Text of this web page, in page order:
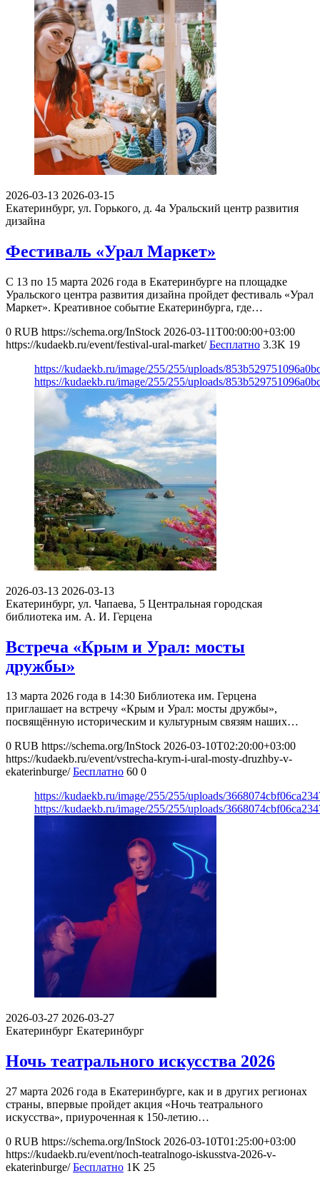
2026-03-13 2026-03-15
Екатеринбург, ул. Горького, д. 4а Уральский центр развития
дизайна
Фестиваль «Урал Маркет»
С 13 по 15 марта 2026 года в Екатеринбурге на площадке
Уральского центра развития дизайна пройдет фестиваль «Урал
Маркет». Креативное событие Екатеринбурга, где…
0 RUB https://schema.org/InStock 2026-03-11T00:00:00+03:00
https://kudaekb.ru/event/festival-ural-market/ Бесплатно 3.3K 19
https://kudaekb.ru/image/255/255/uploads/
https://kudaekb.ru/image/255/255/uploads/
2026-03-13 2026-03-13
Екатеринбург, ул. Чапаева, 5 Центральная городская
библиотека им. А. И. Герцена
Встреча «Крым и Урал: мосты
дружбы»
13 марта 2026 года в 14:30 Библиотека им. Герцена
приглашает на встречу «Крым и Урал: мосты дружбы»,
посвящённую историческим и культурным связям наших…
0 RUB https://schema.org/InStock 2026-03-10T02:20:00+03:00
https://kudaekb.ru/event/vstrecha-krym-i-ural-mosty-druzhby-v-
ekaterinburge/ Бесплатно 60 0
https://kudaekb.ru/image/255/255/uploads/
https://kudaekb.ru/image/255/255/uploads/
2026-03-27 2026-03-27
Екатеринбург Екатеринбург
Ночь театрального искусства 2026
27 марта 2026 года в Екатеринбурге, как и в других регионах
страны, впервые пройдет акция «Ночь театрального
искусства», приуроченная к 150-летию…
0 RUB https://schema.org/InStock 2026-03-10T01:25:00+03:00
https://kudaekb.ru/event/noch-teatralnogo-iskusstva-2026-v-
ekaterinburge/ Бесплатно 1K 25